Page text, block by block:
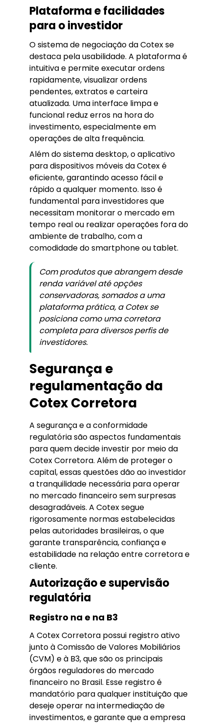
Plataforma e facilidades
para o investidor
O sistema de negociação da Cotex se
destaca pela usabilidade. A plataforma é
intuitiva e permite executar ordens
rapidamente, visualizar ordens
pendentes, extratos e carteira
atualizada. Uma interface limpa e
funcional reduz erros na hora do
investimento, especialmente em
operações de alta frequência.
Além do sistema desktop, o aplicativo
para dispositivos móveis da Cotex é
eficiente, garantindo acesso fácil e
rápido a qualquer momento. Isso é
fundamental para investidores que
necessitam monitorar o mercado em
tempo real ou realizar operações fora do
ambiente de trabalho, com a
comodidade do smartphone ou tablet.
Com produtos que abrangem desde
renda variável até opções
conservadoras, somados a uma
plataforma prática, a Cotex se
posiciona como uma corretora
completa para diversos perfis de
investidores.
Segurança e
regulamentação da
Cotex Corretora
A segurança e a conformidade
regulatória são aspectos fundamentais
para quem decide investir por meio da
Cotex Corretora. Além de proteger o
capital, essas questões dão ao investidor
a tranquilidade necessária para operar
no mercado financeiro sem surpresas
desagradáveis. A Cotex segue
rigorosamente normas estabelecidas
pelas autoridades brasileiras, o que
garante transparência, confiança e
estabilidade na relação entre corretora e
cliente.
Autorização e supervisão
regulatória
Registro na e na B3
A Cotex Corretora possui registro ativo
junto à Comissão de Valores Mobiliários
(CVM) e à B3, que são os principais
órgãos reguladores do mercado
financeiro no Brasil. Esse registro é
mandatório para qualquer instituição que
deseje operar na intermediação de
investimentos, e garante que a empresa